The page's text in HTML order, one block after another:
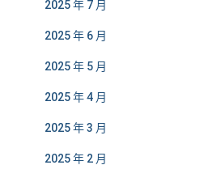
2025 年 7 月
2025 年 6 月
2025 年 5 月
2025 年 4 月
2025 年 3 月
2025 年 2 月